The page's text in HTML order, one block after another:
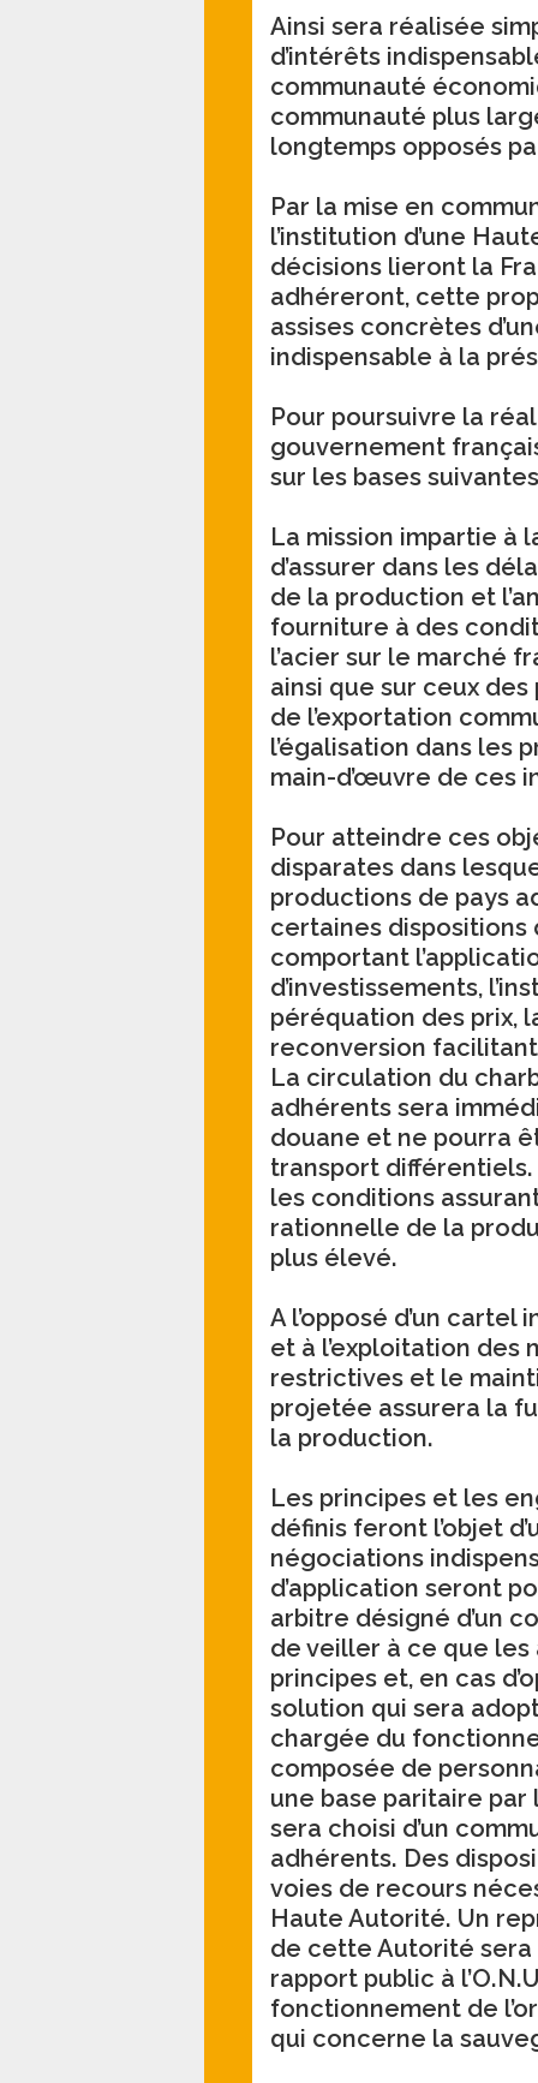
Ainsi sera réalisée
d’intérêts
communauté
communauté plus
longtemps opposés
Par la mise en
l’institution d’une
décisions lieront la
adhéreront, cette
assises concrètes
indispensable à la
Pour poursuivre la
gouvernement
sur les bases
La mission impartie à
d’assurer dans les
de la production et
fourniture à des
l’acier sur le marché
ainsi que sur ceux
de l’exportation
l’égalisation dans les
main-d’œuvre de ces
Pour atteindre ces
disparates dans
productions de pays
certaines
comportant
d’investissements,
péréquation des prix,
reconversion
La circulation du
adhérents sera
douane et ne pourra
transport
les conditions
rationnelle de la
plus élevé.
A l’opposé d’un
et à l’exploitation des
restrictives et le
projetée assurera la
la production.
Les principes et les
définis feront l’objet
négociations
d’application seront
arbitre désigné d’un
de veiller à ce que
principes et, en cas
solution qui sera
chargée du
composée de
une base paritaire par
sera choisi d’un
adhérents. Des
voies de recours
Haute Autorité. Un
de cette Autorité sera
rapport public à
fonctionnement de
qui concerne la